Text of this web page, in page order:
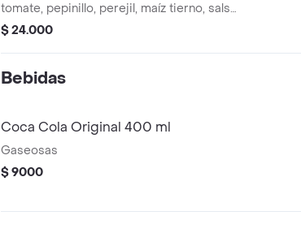
tomate, pepinillo, perejil, maíz tierno, salsa
de ajo y pan árabe.
$ 24.000
Bebidas
Coca Cola Original 400 ml
Gaseosas
$ 9000